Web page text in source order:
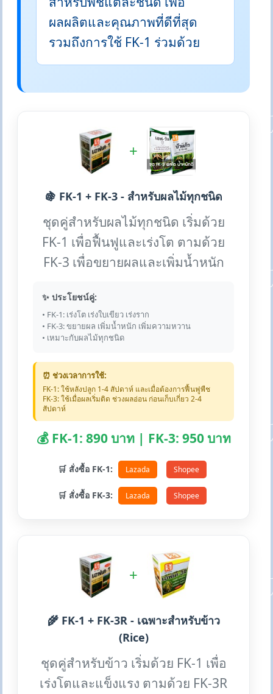
ผลผลิตและคุณภาพที่ดีที่สุด
รวมถึงการใช้ FK-1 ร่วมด้วย
+
🍇 FK-1 + FK-3 - สำหรับผลไม้ทุกชนิด
ชุดคู่สำหรับผลไม้ทุกชนิด เริ่มด้วย
FK-1 เพื่อฟื้นฟูและเร่งโต ตามด้วย
FK-3 เพื่อขยายผลและเพิ่มน้ำหนัก
✨ ประโยชน์คู่:
• FK-1: เร่งโต เร่งใบเขียว เร่งราก
• FK-3: ขยายผล เพิ่มน้ำหนัก เพิ่มความหวาน
• เหมาะกับผลไม้ทุกชนิด
⏰ ช่วงเวลาการใช้:
FK-1: ใช้หลังปลูก 1-4 สัปดาห์ และเมื่อต้องการฟื้นฟูพืช
FK-3: ใช้เมื่อผลเริ่มติด ช่วงผลอ่อน ก่อนเก็บเกี่ยว 2-4
สัปดาห์
💰 FK-1: 890 บาท | FK-3: 950 บาท
🛒 สั่งซื้อ FK-1: Lazada Shopee
🛒 สั่งซื้อ FK-3: Lazada Shopee
+
🌾 FK-1 + FK-3R - เฉพาะสำหรับข้าว
(Rice)
ชุดคู่สำหรับข้าว เริ่มด้วย FK-1 เพื่อ
เร่งโตและแข็งแรง ตามด้วย FK-3R